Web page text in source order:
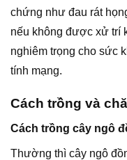
chứng như đau rát
nếu không được xử trí
nghiêm trọng cho sức
tính mạng.
Cách trồng và
Cách trồng cây ngô
Thường thì cây ngô